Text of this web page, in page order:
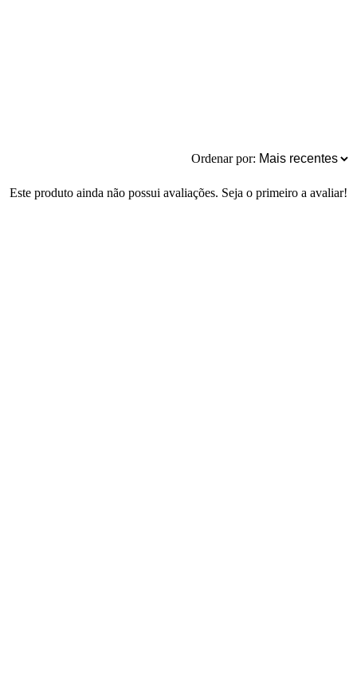
Ordenar por:
Este produto ainda não possui avaliações. Seja o primeiro a avaliar!